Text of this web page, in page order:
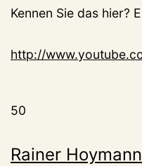
Kennen Sie das hier?
http://
50
Rainer Hoymann